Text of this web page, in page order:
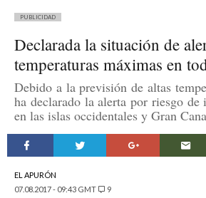
PUBLICIDAD
Declarada la situación de
temperaturas máximas en
Debido a la previsión de altas
ha declarado la alerta por riesgo de
en las islas occidentales y Gran
EL APURÓN
07.08.2017 - 09:43 GMT
9